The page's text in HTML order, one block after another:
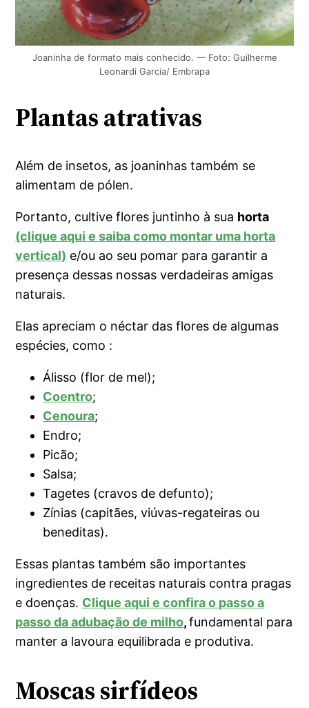
Joaninha de formato mais conhecido. — Foto: Guilherme
Leonardi Garcia/ Embrapa
Plantas atrativas
Além de insetos, as joaninhas também se
alimentam de pólen.
Portanto, cultive flores juntinho à sua horta
(clique aqui e saiba como montar uma horta
vertical) e/ou ao seu pomar para garantir a
presença dessas nossas verdadeiras amigas
naturais.
Elas apreciam o néctar das flores de algumas
espécies, como :
Álisso (flor de mel);
Coentro;
Cenoura;
Endro;
Picão;
Salsa;
Tagetes (cravos de defunto);
Zínias (capitães, viúvas-regateiras ou
beneditas).
Essas plantas também são importantes
ingredientes de receitas naturais contra pragas
e doenças. Clique aqui e confira o passo a
passo da adubação de milho,fundamental para
manter a lavoura equilibrada e produtiva.
Moscas sirfídeos